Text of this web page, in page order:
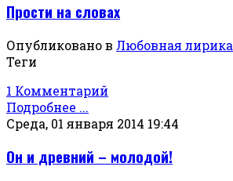
Прости на словах
Опубликовано в Любовная лирика
Теги
1 Комментарий
Подробнее ...
Среда, 01 января 2014 19:44
Он и древний – молодой!